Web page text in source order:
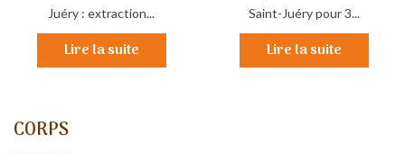
CORPS
Juéry : extraction...
Lire la suite
Saint-Juéry pour 3...
Lire la suite